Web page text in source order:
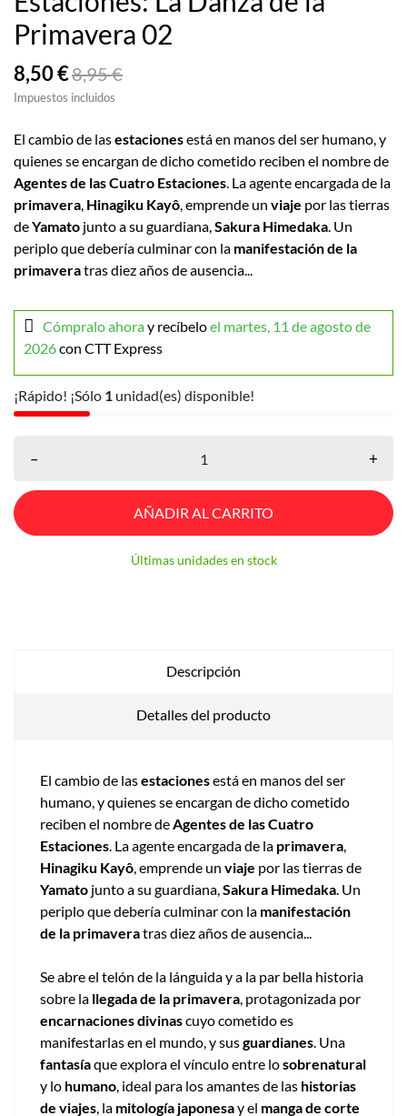
Primavera 02
8,50 €8,95 €
Impuestos incluidos
El cambio de lasestacionesestá en manos del ser humano, y
quienes se encargan de dicho cometido reciben el nombre de
Agentes de las Cuatro Estaciones. La agente encargada de la
primavera, Hinagiku Kayô, emprende un viaje por las tierras
deYamato junto a su guardiana,Sakura Himedaka. Un
periplo que debería culminar con la manifestación de la
primaveratras diez años de ausencia...
Cómpralo ahoray recíbeloel martes, 11 de agosto de
2026con CTT Express
¡Rápido! ¡Sólo 1 unidad(es) disponible!
– +
AÑADIR AL CARRITO
Últimas unidades en stock
Descripción
Detalles del producto
El cambio de lasestacionesestá en manos del ser
humano, y quienes se encargan de dicho cometido
reciben el nombre deAgentes de las Cuatro
Estaciones. La agente encargada de la primavera,
Hinagiku Kayô, emprende un viaje por las tierras de
Yamato junto a su guardiana,Sakura Himedaka. Un
periplo que debería culminar con la manifestación
de la primaveratras diez años de ausencia...
Se abre el telón de la lánguida y a la par bella historia
sobre la llegada de la primavera, protagonizada por
encarnaciones divinascuyo cometido es
manifestarlas en el mundo, y susguardianes. Una
fantasíaque explora el vínculo entre losobrenatural
y lo humano, ideal para los amantes de las historias
de viajes, la mitología japonesay el manga de corte